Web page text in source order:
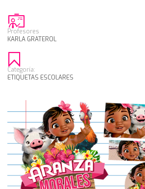
Profesores
KARLA GRATEROL
Categoría:
ETIQUETAS ESCOLARES